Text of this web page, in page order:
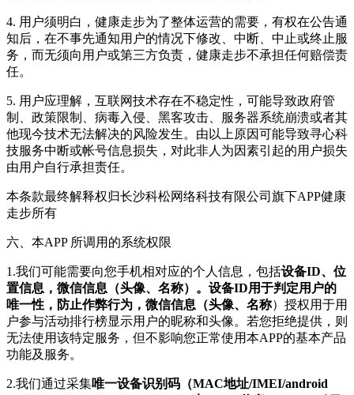
4. 用户须明白，健康走步为了整体运营的需要，有权在公告通
知后，在不事先通知用户的情况下修改、中断、中止或终止服
务，而无须向用户或第三方负责，健康走步不承担任何赔偿责
任。
5. 用户应理解，互联网技术存在不稳定性，可能导致政府管
制、政策限制、病毒入侵、黑客攻击、服务器系统崩溃或者其
他现今技术无法解决的风险发生。由以上原因可能导致寻心科
技服务中断或帐号信息损失，对此非人为因素引起的用户损失
由用户自行承担责任。
本条款最终解释权归长沙科松网络科技有限公司旗下APP健康
走步所有
六、本APP 所调用的系统权限
1.我们可能需要向您手机相对应的个人信息，包括设备ID、位
置信息，微信信息（头像、名称）。设备ID用于判定用户的
唯一性，防止作弊行为，微信信息（头像、名称）授权用于用
户参与活动排行榜显示用户的昵称和头像。若您拒绝提供，则
无法使用该特定服务，但不影响您正常使用本APP的基本产品
功能及服务。
2.我们通过采集唯一设备识别码（MAC地址/IMEI/android